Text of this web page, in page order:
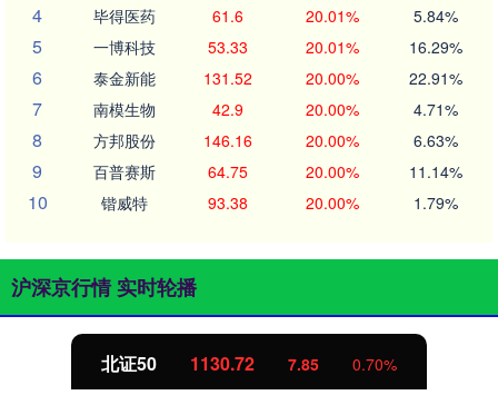
4 毕得医药 61.6 20.01% 5.84%
5 一博科技 53.33 20.01% 16.29%
6 泰金新能 131.52 20.00% 22.91%
7 南模生物 42.9 20.00% 4.71%
8 方邦股份 146.16 20.00% 6.63%
9 百普赛斯 64.75 20.00% 11.14%
10 锴威特 93.38 20.00% 1.79%
沪深京行情 实时轮播
北证50 1130.72 7.85 0.70%